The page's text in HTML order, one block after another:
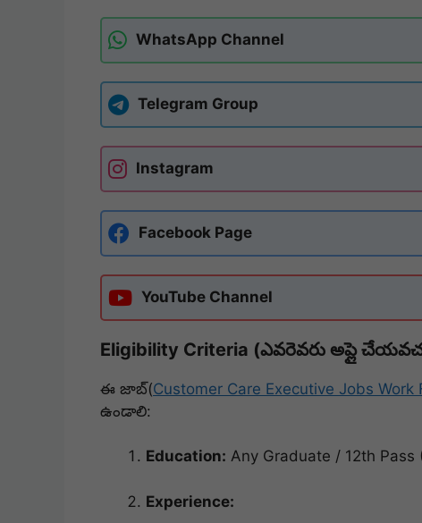
WhatsApp Channel
Telegram Group
Instagram
Facebook Page
YouTube Channel
Eligibility Criteria (ఎవరెవరు అప్లై
ఈ జాబ్(Customer Care Executive Jobs Work
ఉండాలి:
Education: Any Graduate / 12th
Experience: